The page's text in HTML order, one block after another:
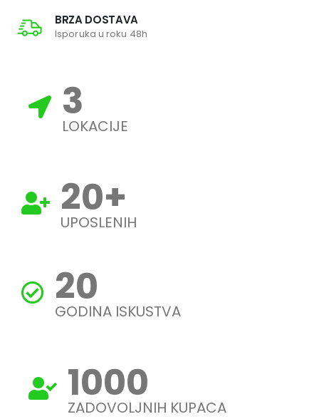
BRZA DOSTAVA
Isporuka u roku 48h
3
LOKACIJE
20+
UPOSLENIH
20
GODINA ISKUSTVA
1000
ZADOVOLJNIH KUPACA